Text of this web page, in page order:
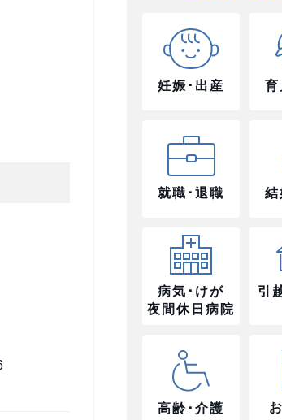
妊娠･出産 育
就職･退職 結
病気･けが
夜間休日病院
引
高齢･介護